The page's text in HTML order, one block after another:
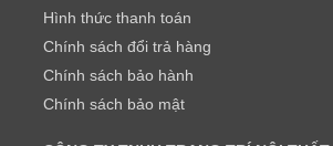
Hình thức thanh toán
Chính sách đổi trả hàng
Chính sách bảo hành
Chính sách bảo mật